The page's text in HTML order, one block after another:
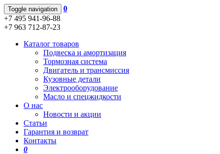
Toggle navigation
0
+7 495 941-96-88
+7 963 712-87-23
Каталог товаров
Подвеска и амортизация
Тормозная система
Двигатель и трансмиссия
Кузовные детали
Электрооборудование
Масло и спецжидкости
О нас
Новости и акции
Статьи
Гарантия и возврат
Контакты
0